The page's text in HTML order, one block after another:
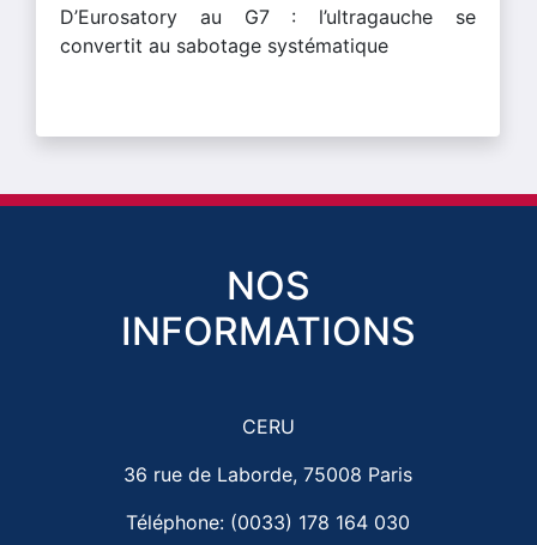
D’Eurosatory au G7 : l’ultragauche se
convertit au sabotage systématique
NOS
INFORMATIONS
CERU
36 rue de Laborde, 75008 Paris
Téléphone: (0033) 178 164 030